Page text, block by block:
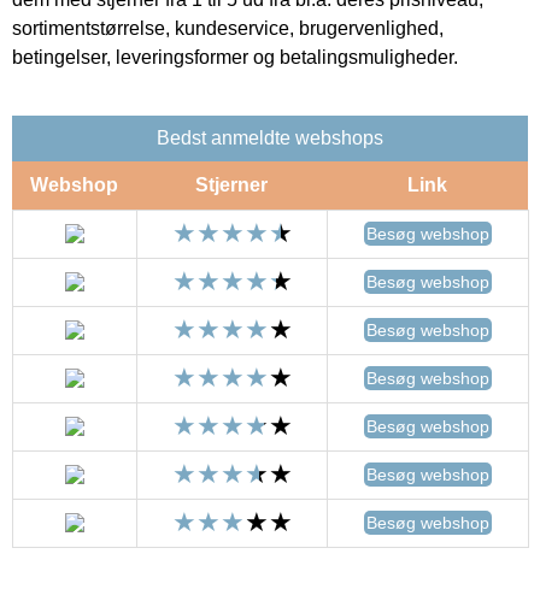
sortimentstørrelse, kundeservice, brugervenlighed,
betingelser, leveringsformer og betalingsmuligheder.
Bedst anmeldte webshops
Webshop Stjerner Link
Besøg webshop
Besøg webshop
Besøg webshop
Besøg webshop
Besøg webshop
Besøg webshop
Besøg webshop